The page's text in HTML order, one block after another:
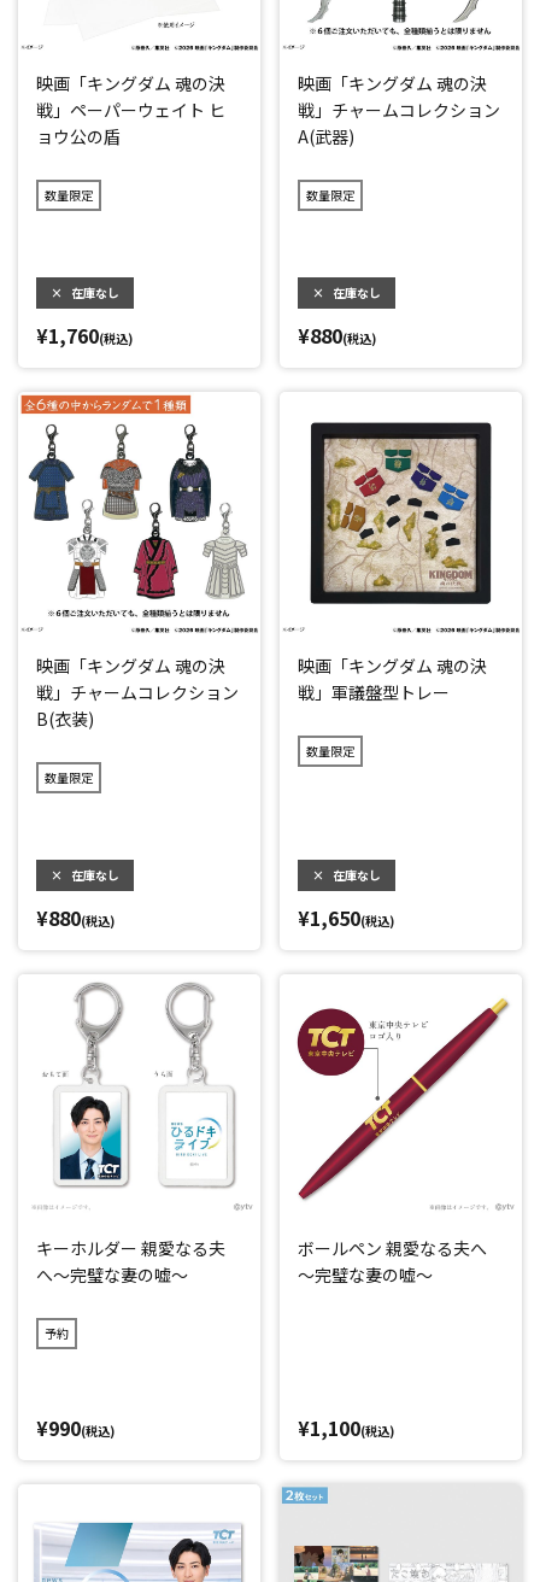
映画「キングダム 魂の決
戦」ペーパーウェイト ヒ
ョウ公の盾
数量限定
× 在庫なし
¥1,760(税込)
映画「キングダム 魂の決
戦」チャームコレクション
A(武器)
数量限定
× 在庫なし
¥880(税込)
映画「キングダム 魂の決
戦」チャームコレクション
B(衣装)
数量限定
× 在庫なし
¥880(税込)
映画「キングダム 魂の決
戦」軍議盤型トレー
数量限定
× 在庫なし
¥1,650(税込)
キーホルダー 親愛なる夫
へ～完璧な妻の嘘～
予約
¥990(税込)
ボールペン 親愛なる夫へ
～完璧な妻の嘘～
¥1,100(税込)